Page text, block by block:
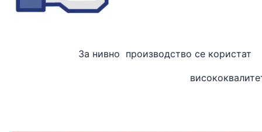
За нивно